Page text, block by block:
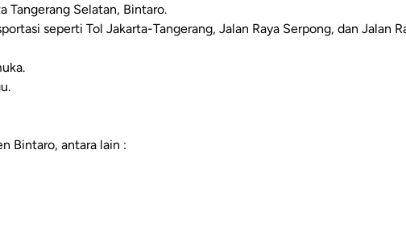
Tangerang Selatan, Bintaro.
seperti Tol Jakarta-Tangerang, Jalan Raya Serpong, dan Jalan
Bintaro, antara lain :